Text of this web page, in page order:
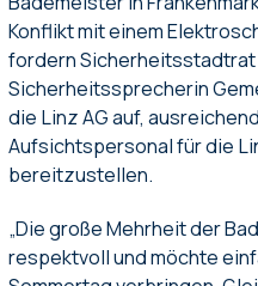
Konflikt mit einem
fordern Sicherheitsstadtrat
Sicherheitssprecherin
die Linz AG auf,
Aufsichtspersonal für die
bereitzustellen.
„Die große Mehrheit der
respektvoll und möchte